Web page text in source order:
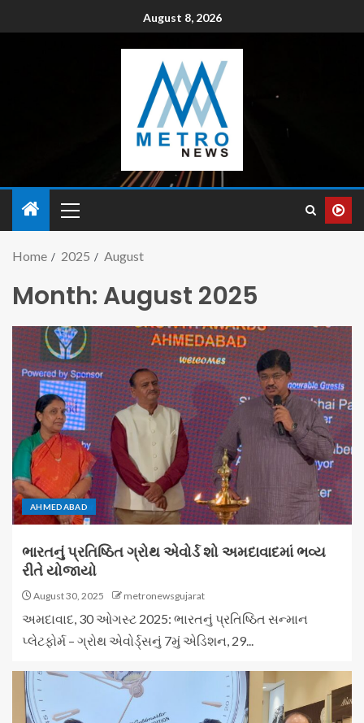
August 8, 2026
Home 2025 August
Month: August 2025
AHMEDABAD
ભારતનું પ્રતિષ્ઠિત ગ્રોથ એવોર્ડ શો અમદાવાદમાં ભવ્ય
રીતે યોજાયો
August 30, 2025 metronewsgujarat
અમદાવાદ, 30 ઓગસ્ટ 2025: ભારતનું પ્રતિષ્ઠિત સન્માન
પ્લેટફોર્મ – ગ્રોથ એવોર્ડ્સનું 7મું એડિશન, 29...